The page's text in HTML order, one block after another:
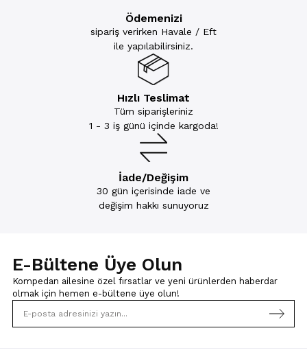
Ödemenizi
sipariş verirken Havale / Eft
ile yapılabilirsiniz.
Hızlı Teslimat
Tüm siparişleriniz
1 - 3 iş günü içinde kargoda!
İade/Değişim
30 gün içerisinde iade ve
değişim hakkı sunuyoruz
E-Bültene Üye Olun
Kompedan ailesine özel fırsatlar ve yeni ürünlerden haberdar
olmak için hemen e-bültene üye olun!